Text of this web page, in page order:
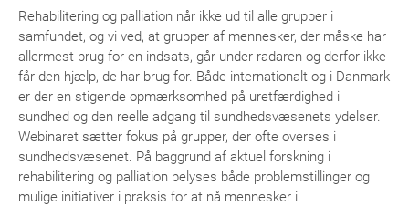
Rehabilitering og palliation når ikke ud til alle grupper i
samfundet, og vi ved, at grupper af mennesker, der måske har
allermest brug for en indsats, går under radaren og derfor ikke
får den hjælp, de har brug for. Både internationalt og i Danmark
er der en stigende opmærksomhed på uretfærdighed i
sundhed og den reelle adgang til sundhedsvæsenets ydelser.
Webinaret sætter fokus på grupper, der ofte overses i
sundhedsvæsenet. På baggrund af aktuel forskning i
rehabilitering og palliation belyses både problemstillinger og
mulige initiativer i praksis for at nå mennesker i